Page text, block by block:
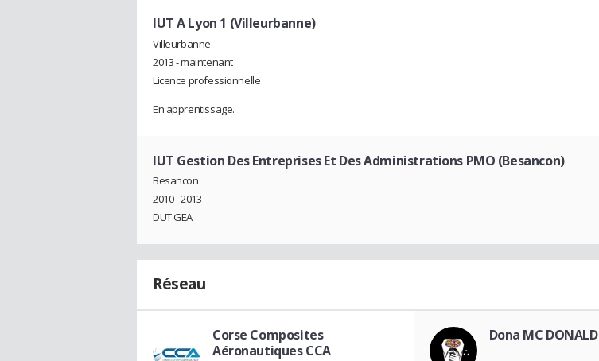
IUT A Lyon 1 (Villeurbanne)
Villeurbanne
2013 - maintenant
Licence professionnelle
En apprentissage.
IUT Gestion Des Entreprises Et Des Administrations PMO (Besancon)
Besancon
2010 - 2013
DUT GEA
Réseau
Corse Composites
Aéronautiques CCA
Dona MC DONALD